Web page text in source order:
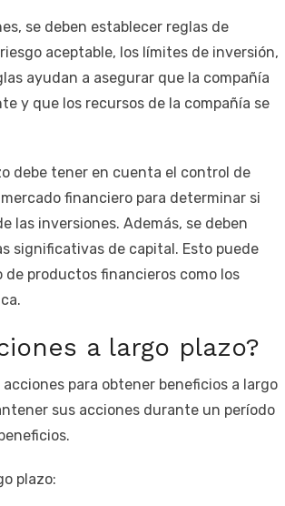
se deben establecer reglas de
aceptable, los límites de inversión,
ayudan a asegurar que la compañía
y que los recursos de la compañía se
debe tener en cuenta el control de
financiero para determinar si
las inversiones. Además, se deben
significativas de capital. Esto puede
productos financieros como los
a largo plazo?
para obtener beneficios a largo
sus acciones durante un período
plazo: